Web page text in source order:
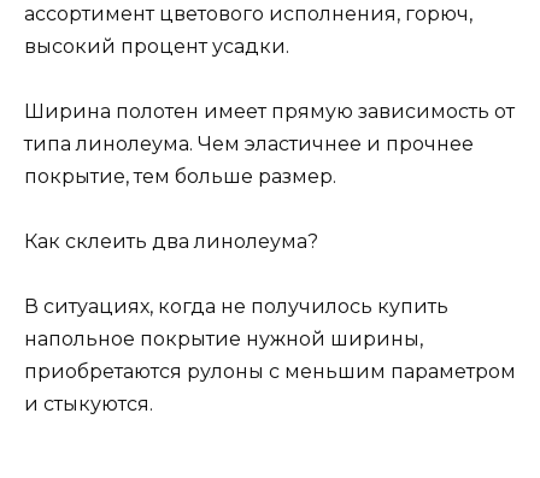
ассортимент цветового исполнения, горюч,
высокий процент усадки.
Ширина полотен имеет прямую зависимость от
типа линолеума. Чем эластичнее и прочнее
покрытие, тем больше размер.
Как склеить два линолеума?
В ситуациях, когда не получилось купить
напольное покрытие нужной ширины,
приобретаются рулоны с меньшим параметром
и стыкуются.